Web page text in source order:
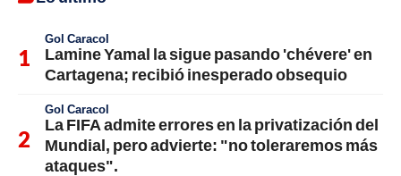
Gol Caracol
Lamine Yamal la sigue pasando 'chévere' en
Cartagena; recibió inesperado obsequio
Gol Caracol
La FIFA admite errores en la privatización del
Mundial, pero advierte: "no toleraremos más
ataques".